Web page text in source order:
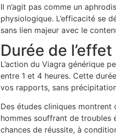
Il n’agit pas comme un
physiologique. L’efficacité se
sans lien majeur avec le
Durée de
L’action du Viagra générique
entre 1 et 4 heures. Cette
vos rapports, sans
Des études cliniques montrent
hommes souffrant de troubles
chances de réussite, à